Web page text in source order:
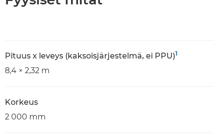
Pituus x leveys (kaksoisjärjestelmä, ei PPU)1
8,4 × 2,32 m
Korkeus
2 000 mm